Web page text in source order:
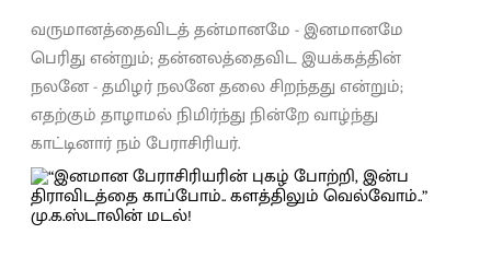
வருமானத்தைவிடத் தன்மானமே - இனமானமே
பெரிது என்றும்; தன்னலத்தைவிட இயக்கத்தின்
நலனே - தமிழர் நலனே தலை சிறந்தது என்றும்;
எதற்கும் தாழாமல் நிமிர்ந்து நின்றே வாழ்ந்து
காட்டினார் நம் பேராசிரியர்.